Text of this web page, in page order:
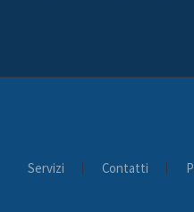
Servizi Contatti